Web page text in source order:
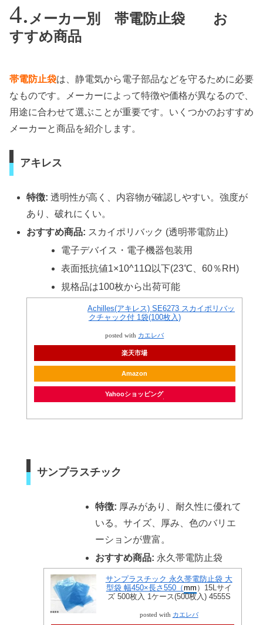
メーカー別 帯電防止袋 お
すすめ商品
帯電防止袋は、静電気から電子部品などを守るために必要
なものです。メーカーによって特徴や価格が異なるので、
用途に合わせて選ぶことが重要です。いくつかのおすすめ
メーカーと商品を紹介します。
アキレス
特徴: 透明性が高く、内容物が確認しやすい。強度が
あり、破れにくい。
おすすめ商品: スカイポリバック (透明帯電防止)
電子デバイス・電子機器包装用
表面抵抗値1×10^11Ω以下(23℃、60％RH)
規格品は100枚から出荷可能
Achilles(アキレス) SE6273 スカイポリバッ
クチャック付 1袋(100枚入)
posted with カエレバ
楽天市場
Amazon
Yahooショッピング
サンプラスチック
特徴: 厚みがあり、耐久性に優れて
いる。サイズ、厚み、色のバリエ
ーションが豊富。
おすすめ商品: 永久帯電防止袋
サンプラスチック 永久帯電防止袋 大
型袋 幅450×長さ550（mm ）15Lサイ
ズ 500枚入 1ケース(500枚入) 4555S
posted with カエレバ